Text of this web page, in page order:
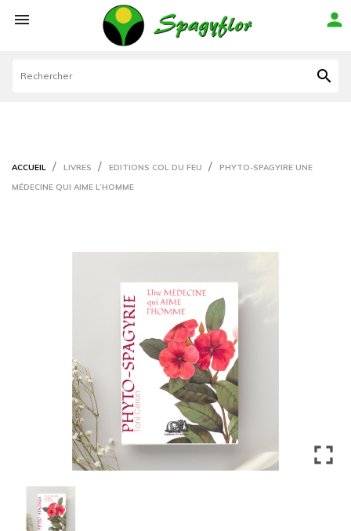
 

ACCUEIL LIVRES EDITIONS COL DU FEU
PHYTO-SPAGYIRE UNE
MÉDECINE QUI AIME L’HOMME
